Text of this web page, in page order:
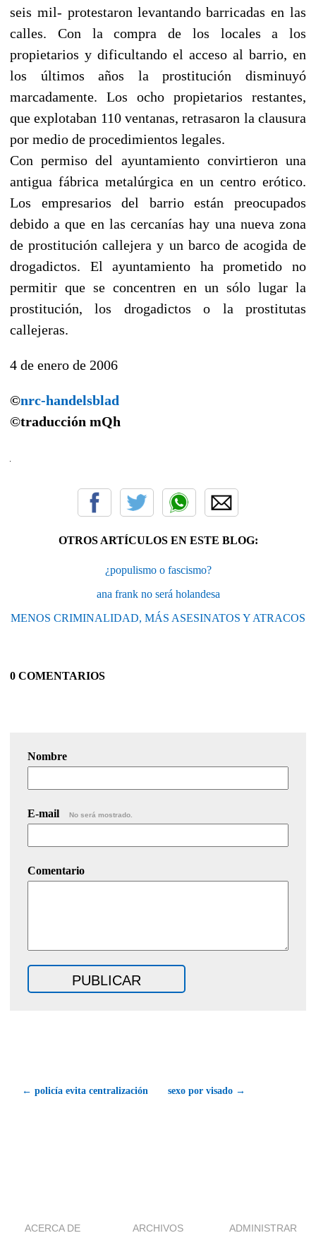
seis mil- protestaron levantando barricadas en las
calles. Con la compra de los locales a los
propietarios y dificultando el acceso al barrio, en
los últimos años la prostitución disminuyó
marcadamente. Los ocho propietarios restantes,
que explotaban 110 ventanas, retrasaron la clausura
por medio de procedimientos legales.
Con permiso del ayuntamiento convirtieron una
antigua fábrica metalúrgica en un centro erótico.
Los empresarios del barrio están preocupados
debido a que en las cercanías hay una nueva zona
de prostitución callejera y un barco de acogida de
drogadictos. El ayuntamiento ha prometido no
permitir que se concentren en un sólo lugar la
prostitución, los drogadictos o la prostitutas
callejeras.
4 de enero de 2006
©nrc-handelsblad
©traducción mQh
OTROS ARTÍCULOS EN ESTE BLOG:
¿populismo o fascismo?
ana frank no será holandesa
MENOS CRIMINALIDAD, MÁS ASESINATOS Y ATRACOS
0 COMENTARIOS
Nombre
E-mail No será mostrado.
Comentario
← policía evita centralización sexo por visado →
ACERCA DE ARCHIVOS ADMINISTRAR